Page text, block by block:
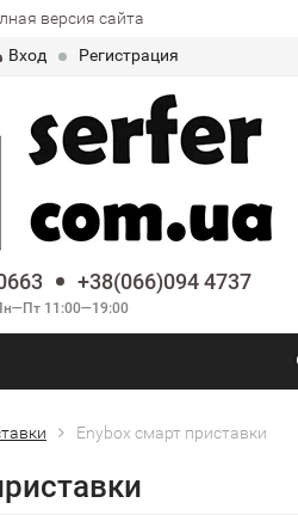
версия сайта
Вход
Регистрация
+38(066)094 4737
11:00—19:00
Enybox смарт приставки